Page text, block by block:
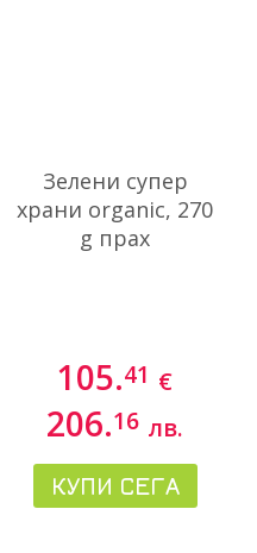
Зелени супер
храни organic, 270
g прах
105.41 €
206.16 лв.
КУПИ СЕГА